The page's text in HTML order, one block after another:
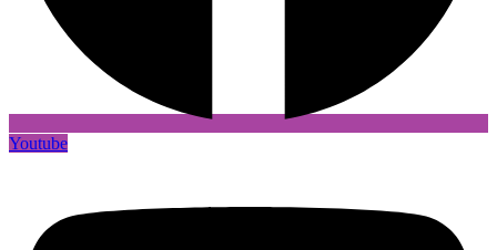
Youtube